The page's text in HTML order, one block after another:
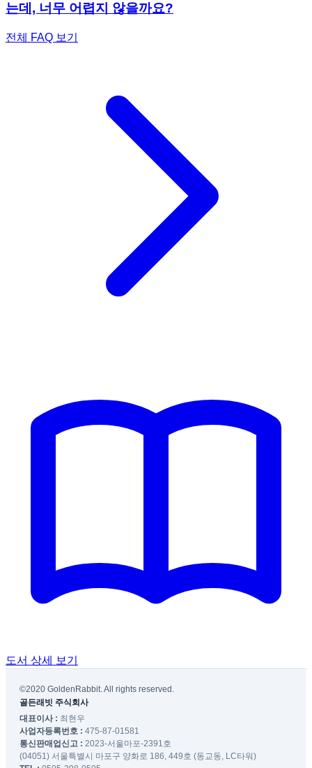
는데, 너무 어렵지 않을까요?
전체 FAQ 보기
도서 상세 보기
©2020 GoldenRabbit. All rights reserved.
골든래빗 주식회사
대표이사 : 최현우
사업자등록번호 : 475-87-01581
통신판매업신고 : 2023-서울마포-2391호
(04051) 서울특별시 마포구 양화로 186, 449호 (동교동, LC타워)